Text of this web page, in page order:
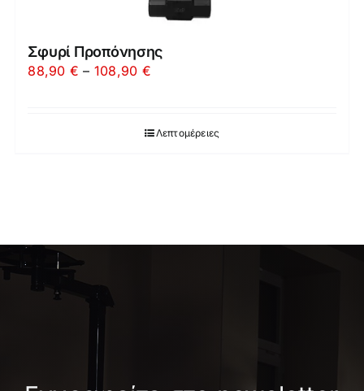
Σφυρί Προπόνησης
88,90 € – 108,90 €Price
through
Λεπτομέρειες